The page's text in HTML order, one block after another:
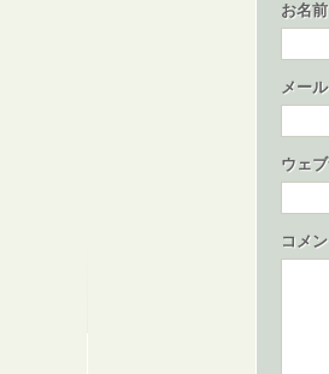
お名前
メー
ウェ
コメ